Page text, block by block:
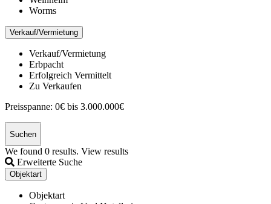
Worms
Verkauf/Vermietung
Verkauf/Vermietung
Erbpacht
Erfolgreich Vermittelt
Zu Verkaufen
Preisspanne: 0€ bis 3.000.000€
Suchen
We found 0 results. View results
Erweiterte Suche
Objektart
Objektart